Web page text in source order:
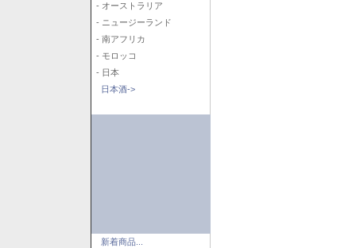
- オーストラリア
- ニュージーランド
- 南アフリカ
- モロッコ
- 日本
日本酒->
新着商品...